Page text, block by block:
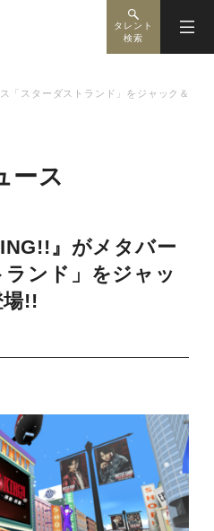
タレント
検索
「スターダストランド」をジャック＆
ース
』がメタバー
ンド」をジャッ
場!!